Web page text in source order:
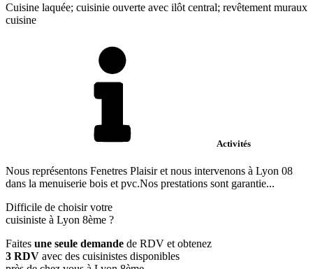
Cuisine laquée; cuisinie ouverte avec ilôt central; revêtement muraux
cuisine
Activités
Nous représentons Fenetres Plaisir et nous intervenons à Lyon 08
dans la menuiserie bois et pvc.Nos prestations sont garantie...
Difficile de choisir votre
cuisiniste à Lyon 8ème ?
Faites une seule demande de RDV et obtenez
3 RDV avec des cuisinistes disponibles